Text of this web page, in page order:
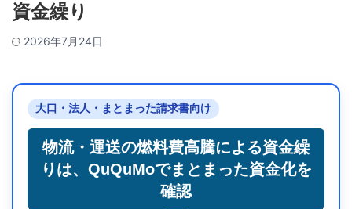
資金繰り
2026年7月24日
大口・法人・まとまった請求書向け
物流・運送の燃料費高騰による資金繰
りは、QuQuMoでまとまった資金化を
確認